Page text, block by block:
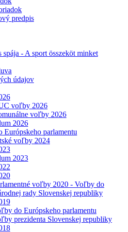
predpis
spája - A sport összeköt minket
údajov
voľby 2026
voľby 2026
2026
Európskeho parlamentu
voľby 2024
2023
voľby 2020 - Voľby do
rady Slovenskej republiky
do Európskeho parlamentu
prezidenta Slovenskej republiky